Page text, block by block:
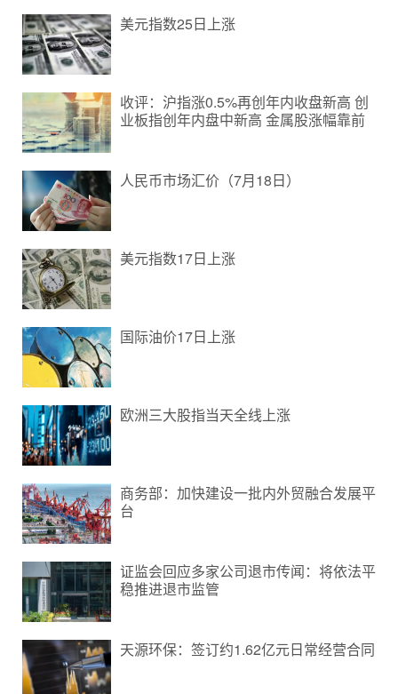
美元指数25日上涨
收评：沪指涨0.5%再创年内收盘新高 创
业板指创年内盘中新高 金属股涨幅靠前
人民币市场汇价（7月18日）
美元指数17日上涨
国际油价17日上涨
欧洲三大股指当天全线上涨
商务部：加快建设一批内外贸融合发展平
台
证监会回应多家公司退市传闻：将依法平
稳推进退市监管
天源环保：签订约1.62亿元日常经营合同